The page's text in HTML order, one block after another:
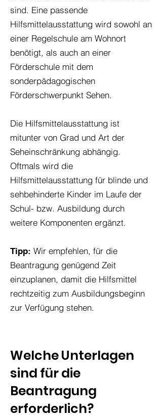
sind. Eine passende
Hilfsmittelausstattung wird sowohl an
einer Regelschule am Wohnort
benötigt, als auch an einer
Förderschule mit dem
sonderpädagogischen
Förderschwerpunkt Sehen.
Die Hilfsmittelausstattung ist
mitunter von Grad und Art der
Seheinschränkung abhängig.
Oftmals wird die
Hilfsmittelausstattung für blinde und
sehbehinderte Kinder im Laufe der
Schul- bzw. Ausbildung durch
weitere Komponenten ergänzt.
Tipp: Wir empfehlen, für die
Beantragung genügend Zeit
einzuplanen, damit die Hilfsmittel
rechtzeitig zum Ausbildungsbeginn
zur Verfügung stehen.
Welche Unterlagen
sind für die
Beantragung
erforderlich?